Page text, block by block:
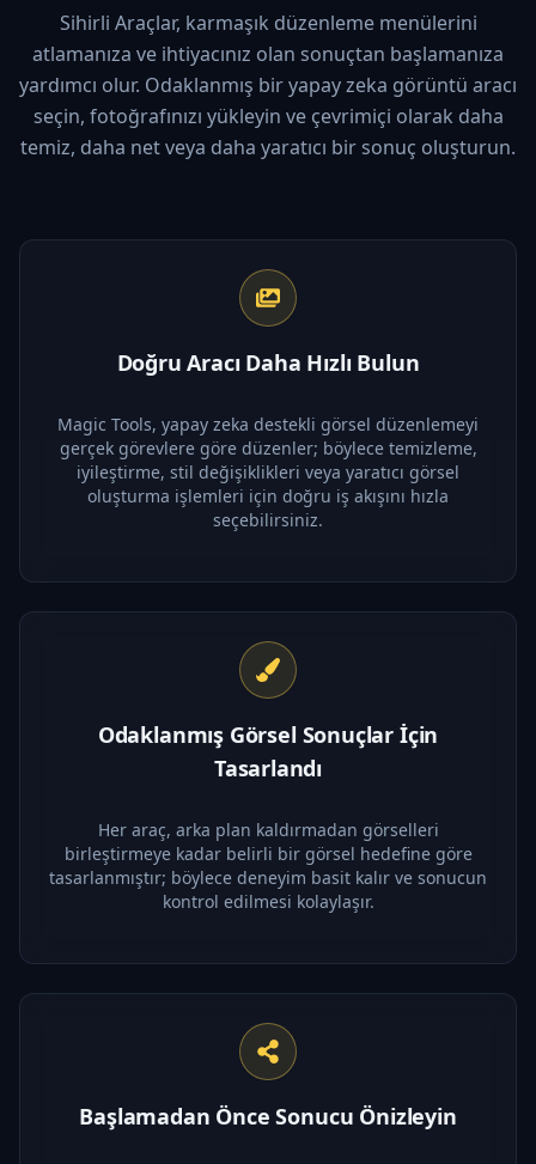
Sihirli Araçlar, karmaşık düzenleme menülerini
atlamanıza ve ihtiyacınız olan sonuçtan başlamanıza
yardımcı olur. Odaklanmış bir yapay zeka görüntü aracı
seçin, fotoğrafınızı yükleyin ve çevrimiçi olarak daha
temiz, daha net veya daha yaratıcı bir sonuç oluşturun.
Doğru Aracı Daha Hızlı Bulun
Magic Tools, yapay zeka destekli görsel düzenlemeyi
gerçek görevlere göre düzenler; böylece temizleme,
iyileştirme, stil değişiklikleri veya yaratıcı görsel
oluşturma işlemleri için doğru iş akışını hızla
seçebilirsiniz.
Odaklanmış Görsel Sonuçlar İçin
Tasarlandı
Her araç, arka plan kaldırmadan görselleri
birleştirmeye kadar belirli bir görsel hedefine göre
tasarlanmıştır; böylece deneyim basit kalır ve sonucun
kontrol edilmesi kolaylaşır.
Başlamadan Önce Sonucu Önizleyin